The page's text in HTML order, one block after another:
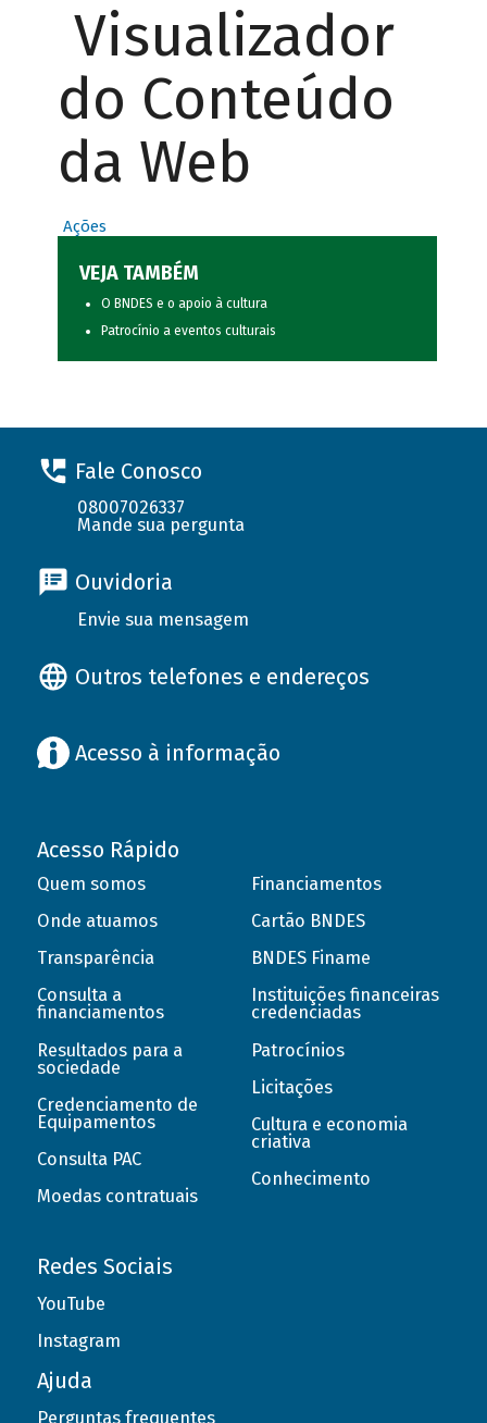
Visualizador
do Conteúdo
da Web
Ações
VEJA TAMBÉM
O BNDES e o apoio à cultura
Patrocínio a eventos culturais
Fale Conosco
08007026337
Mande sua pergunta
Ouvidoria
Envie sua mensagem
Outros telefones e endereços
Acesso à informação
Acesso Rápido
Quem somos
Onde atuamos
Transparência
Consulta a
financiamentos
Resultados para a
sociedade
Credenciamento de
Equipamentos
Consulta PAC
Moedas contratuais
Financiamentos
Cartão BNDES
BNDES Finame
Instituições financeiras
credenciadas
Patrocínios
Licitações
Cultura e economia
criativa
Conhecimento
Redes Sociais
YouTube
Instagram
Ajuda
Perguntas frequentes